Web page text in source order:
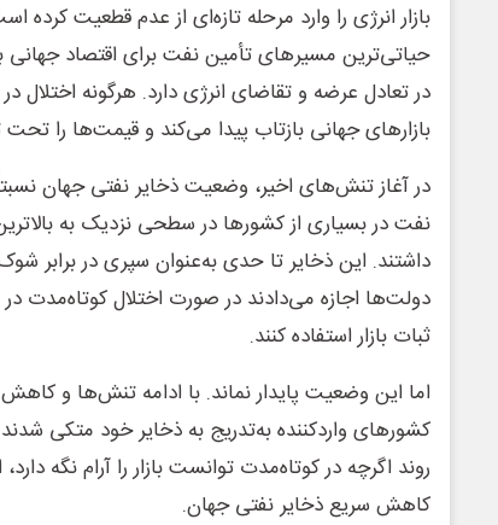
بازار انرژی را وارد مرحله تازه‌ای از عدم قطعیت
حیاتی‌ترین مسیرهای تأمین نفت برای اقتصاد جهانی
در تعادل عرضه و تقاضای انرژی دارد. هرگونه
بازارهای جهانی بازتاب پیدا می‌کند و قیمت‌ها را تحت
در آغاز تنش‌های اخیر، وضعیت ذخایر نفتی جهان
نفت در بسیاری از کشورها در سطحی نزدیک به
داشتند. این ذخایر تا حدی به‌عنوان سپری در برابر
دولت‌ها اجازه می‌دادند در صورت اختلال کوتاه‌مدت
ثبات بازار استفاده کنند.
اما این وضعیت پایدار نماند. با ادامه تنش‌ها و
کشورهای واردکننده به‌تدریج به ذخایر خود متکی
روند اگرچه در کوتاه‌مدت توانست بازار را آرام نگه
کاهش سریع ذخایر نفتی جهان.